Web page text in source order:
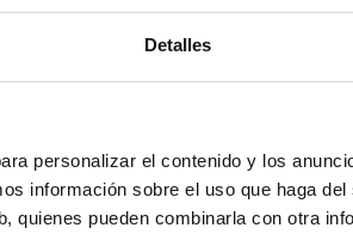
Detalles
personalizar el contenido y los
información sobre el uso que haga
quienes pueden combinarla con otra